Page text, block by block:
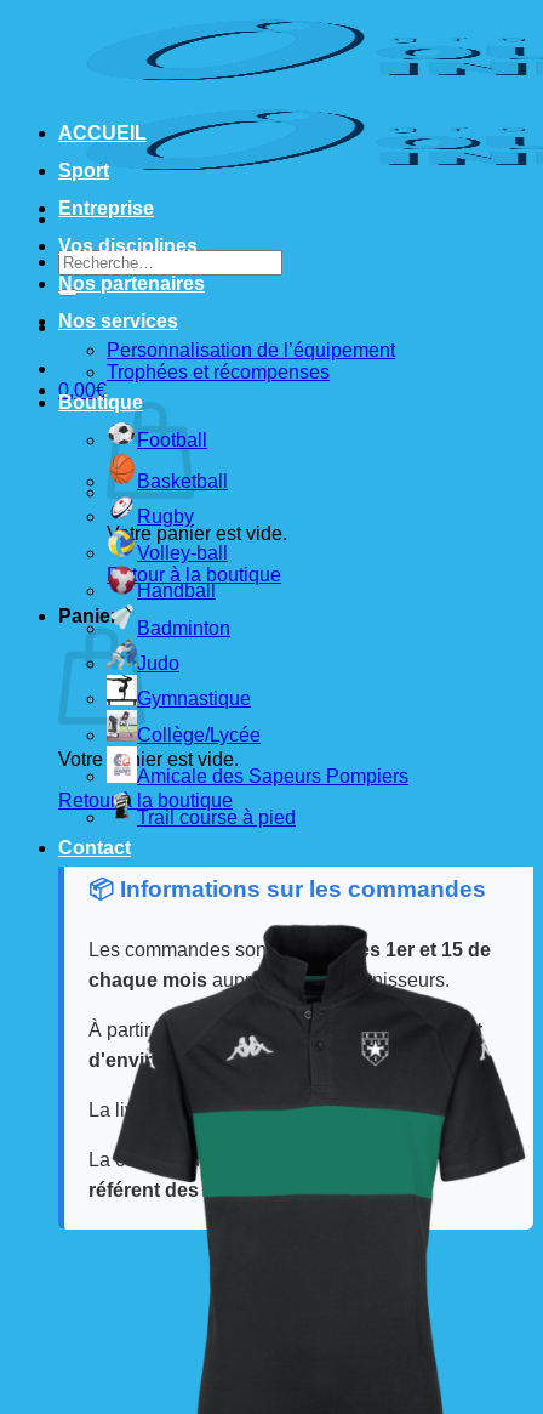
Recherche
pour :
0,00€
Votre panier est vide.
Retour à la boutique
Panier
Votre panier est vide.
Retour à la boutique
📦 Informations sur les commandes
Les commandes sont passées les 1er et 15 de
chaque mois auprès de nos fournisseurs.
À partir de ces dates, le
délai de livraison est
d'environ 3 semaines
La livraison est effectuéedirectement au club
La commande est à récupérer auprès du
référent des équipements du club.
ACCUEIL
Sport
Entreprise
Vos disciplines
Nos partenaires
Nos services
Personnalisation de l’équipement
Trophées et récompenses
Boutique
Football
Basketball
Rugby
Volley-ball
Handball
Badminton
Judo
Gymnastique
Collège/Lycée
Amicale des Sapeurs Pompiers
Trail course à pied
Contact